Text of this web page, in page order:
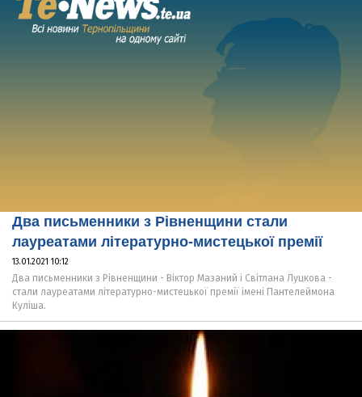
Два письменники з Рівненщини стали
лауреатами літературно-мистецької премії
13.01.2021 10:12
Два письменники з Рівненщини - Віктор Мазаний і Світлана Луцкова -
стали лауреатами літературно-мистецької премії імені Пантелеймона
Куліша.